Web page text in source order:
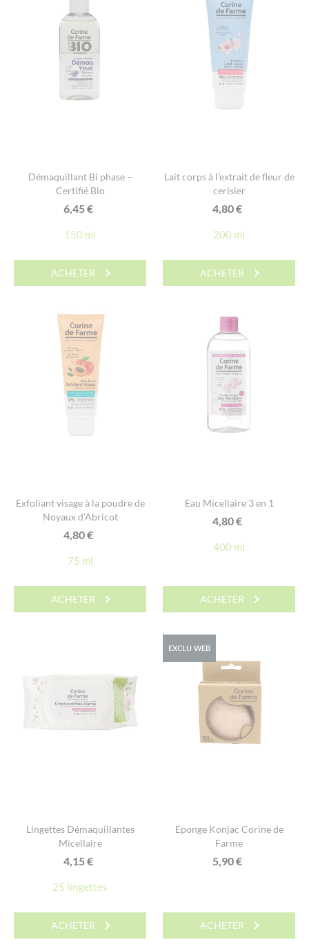
Démaquillant Bi phase –
Certifié Bio
6,45€
150 ml
ACHETER
Lait corps à l’extrait de fleur de
cerisier
4,80€
200 ml
ACHETER
Exfoliant visage à la poudre de
Noyaux d’Abricot
4,80€
75 ml
ACHETER
Eau Micellaire 3 en 1
4,80€
400 ml
ACHETER
Lingettes Démaquillantes
Micellaire
4,15€
25 lingettes
ACHETER
EXCLU WEB
Eponge Konjac Corine de
Farme
5,90€
ACHETER